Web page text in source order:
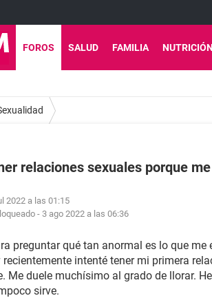
FOROS SALUD FAMILIA NUTRICIÓN
relaciones sexuales porque
2022 a las 01:15
- 3 ago 2022 a las 06:36
preguntar qué tan anormal es lo que me
intenté tener mi primera
Me duele muchísimo al grado de llorar.
sirve.